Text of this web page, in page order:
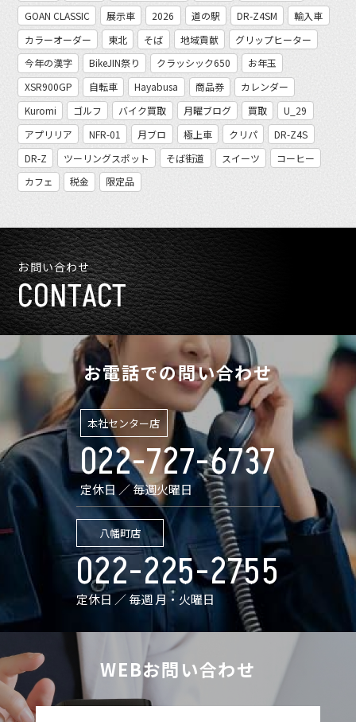
GOAN CLASSIC
展示車 2026 道の駅 DR-Z4SM
輸入車
カラーオーダー
東北 そば 地域貢献
グリップヒーター
今年の漢字
BikeJIN祭り クラッシック650
お年玉
XSR900GP
自転車 Hayabusa 商品券
カレンダー
Kuromi
ゴルフ バイク買取 月曜ブログ 買取
U_29
アプリリア
NFR-01 月ブロ 極上車 クリパ
DR-Z4S
DR-Z
ツーリングスポット そば街道 スイーツ
コーヒー
カフェ
税金 限定品
お問い合わせ
CONTACT
お電話での問い合わせ
本社センター店
022-727-6737
定休日 ／ 毎週火曜日
八幡町店
022-225-2755
定休日 ／ 毎週 月・火曜日
WEBお問い合わせ